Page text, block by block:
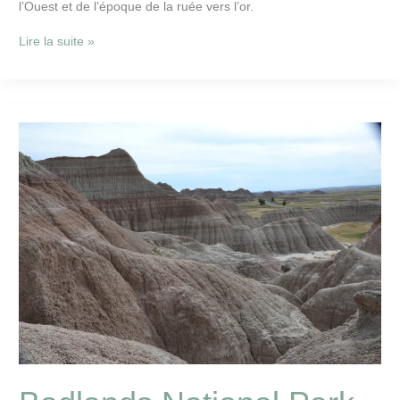
l’Ouest et de l’époque de la ruée vers l’or.
Lire la suite »
Park
10
sept